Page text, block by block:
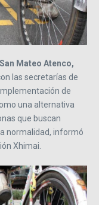
Mateo Atenco,
las secretarías de
de
una alternativa
que buscan
normalidad, informó
Xhimai.